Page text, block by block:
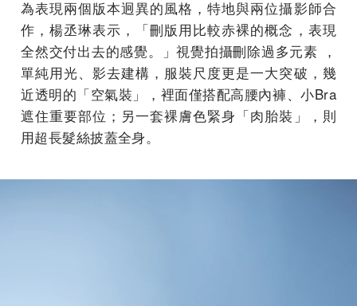
為表現兩個版本迥異的風格，特地與兩位攝影師合
作，楊丞琳表示，「刪版用比較赤裸的概念，表現
全然交付出去的感覺。」視覺拍攝刪除過多元素 ，
單純用光、影去建構，服裝尺度更是一大突破，幾
近透明的「空氣裝」，裡面僅搭配高腰內褲、小Bra
遮住重要部位；另一套裸膚色緊身「肉胎裝」，則
用超長髮絲披蓋全身。